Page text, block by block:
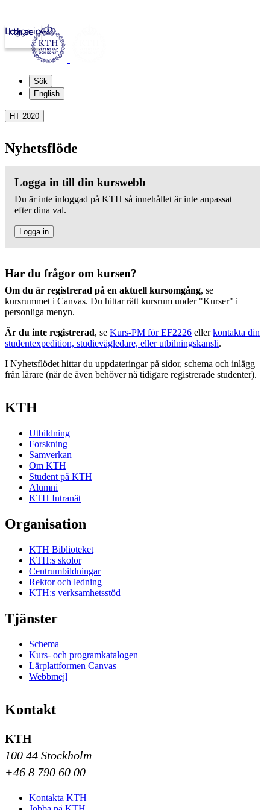
kth.se
Logga in
Sök
English
HT 2020
Nyhetsflöde
Logga in till din kurswebb
Du är inte inloggad på KTH så innehållet är inte anpassat
efter dina val.
Logga in
Har du frågor om kursen?
Om du är registrerad på en aktuell kursomgång, se
kursrummet i Canvas. Du hittar rätt kursrum under "Kurser" i
personliga menyn.
Är du inte registrerad, se Kurs-PM för EF2226 ellerkontakta din
studentexpedition, studievägledare, eller utbilningskansli.
I Nyhetsflödet hittar du uppdateringar på sidor, schema och inlägg
från lärare (när de även behöver nå tidigare registrerade studenter).
KTH
Utbildning
Forskning
Samverkan
Om KTH
Student på KTH
Alumni
KTH Intranät
Organisation
KTH Biblioteket
KTH:s skolor
Centrumbildningar
Rektor och ledning
KTH:s verksamhetsstöd
Tjänster
Schema
Kurs- och programkatalogen
Lärplattformen Canvas
Webbmejl
Kontakt
KTH
100 44 Stockholm
+46 8 790 60 00
Kontakta KTH